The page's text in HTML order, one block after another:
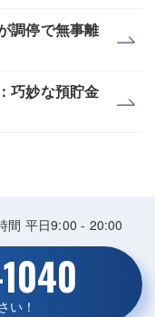
調停で無事離
巧妙な預貯金
間 平日9:00 - 20:00
い！